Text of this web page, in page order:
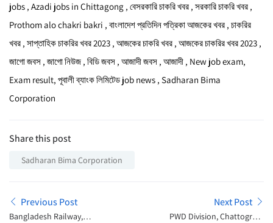
jobs , Azadi jobs in Chittagong , বেসরকারি চাকরি খবর , সরকারি চাকরি খবর ,
Prothom alo chakri bakri , বাংলাদেশ প্রতিদিন পত্রিকা আজকের খবর , চাকরির
খবর , সাপ্তাহিক চাকরির খবর 2023 , আজকের চাকরি খবর , আজকের চাকরির খবর 2023 ,
জাগো জবস , জাগো নিউজ , বিডি জবস , আজাদী জবস , আজাদী , New job exam,
Exam result, পূবালী ব্যাংক লিমিটেড job news , Sadharan Bima
Corporation
Share this post
Sadharan Bima Corporation
Previous Post
Bangladesh Railway,
Next Post
PWD Division, Chattogram